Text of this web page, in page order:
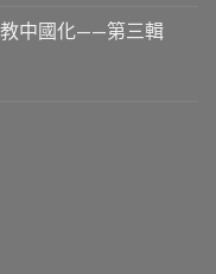
中國化——第三輯